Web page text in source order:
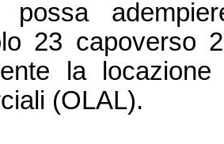
possa
23 capoverso
la
(OLAL).